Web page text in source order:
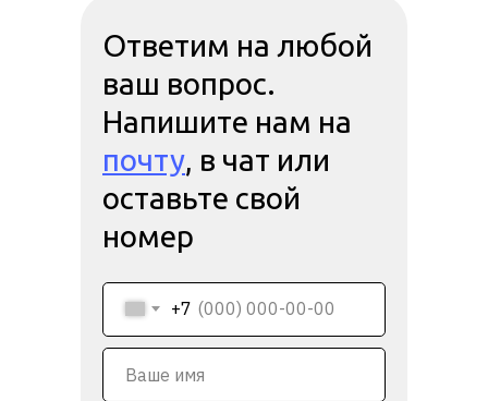
Ответим на любой
ваш вопрос.
Напишите нам на
почту, в чат или
оставьте свой
номер
+7